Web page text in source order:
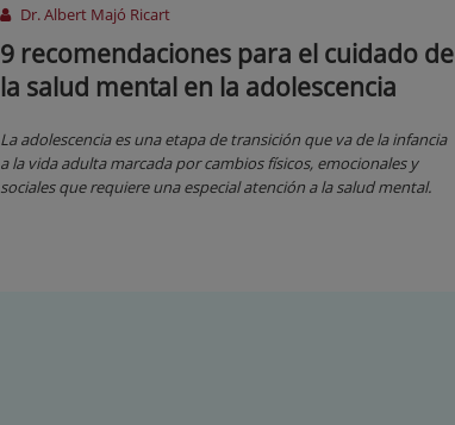
Dr. Albert Majó Ricart
9 recomendaciones para el cuidado de
la salud mental en la adolescencia
La adolescencia es una etapa de transición que va de la infancia
a la vida adulta marcada por cambios físicos, emocionales y
sociales que requiere una especial atención a la salud mental.